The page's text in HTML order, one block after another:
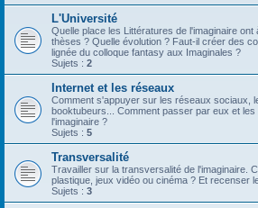
L'Université
Quelle place les Littératures de l'imaginaire ont
thèses ? Quelle évolution ? Faut-il créer des
lignée du colloque fantasy aux Imaginales ?
Sujets : 2
Internet et les réseaux
Comment s'appuyer sur les réseaux sociaux,
booktubeurs... Comment passer par eux et
l'imaginaire ?
Sujets : 5
Transversalité
Travailler sur la transversalité de l'imaginaire.
plastique, jeux vidéo ou cinéma ? Et recenser
Sujets : 3